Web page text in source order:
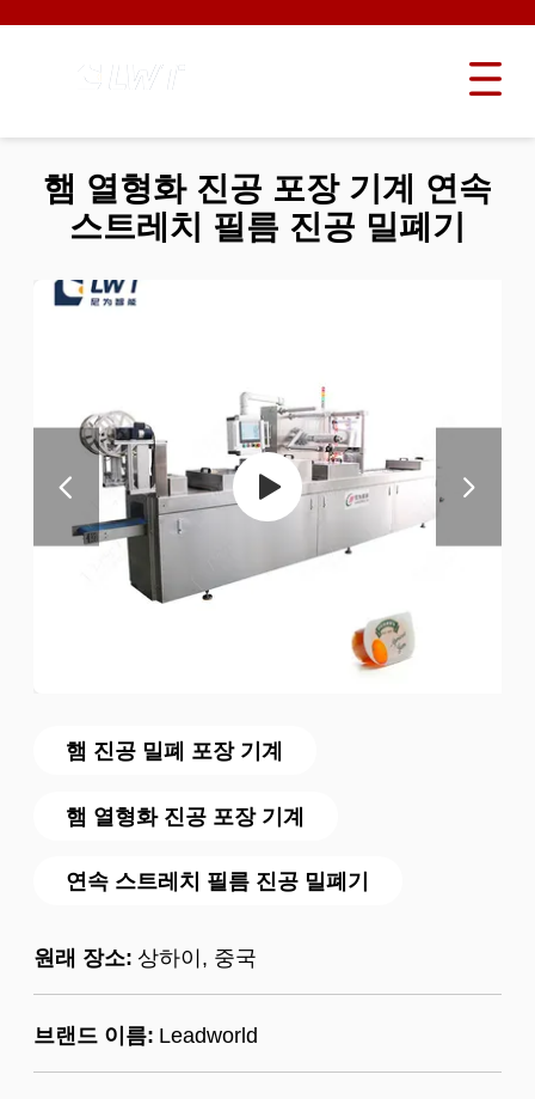
햄 진공 밀폐 포장 기계
햄 열형화 진공 포장 기계
연속 스트레치 필름 진공 밀폐기
원래 장소: 상하이, 중국
브랜드 이름: Leadworld
햄 열형화 진공 포장 기계 연속
스트레치 필름 진공 밀폐기